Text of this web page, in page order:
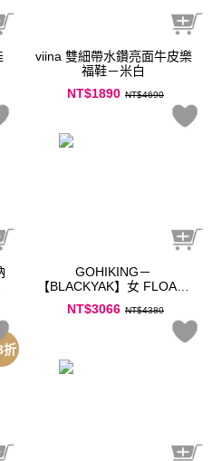
viina 雙細帶水鑽亮面牛皮樂
福鞋－米白
NT$1890 NT$4690
GOHIKING－
【BLACKYAK】女 FLOA印
花防風外套(丁香紫)-花卉圖
樣
NT$3066 NT$4380
折